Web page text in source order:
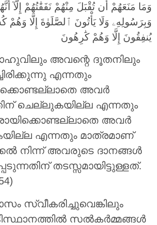
وَمَا مَنَعَهُمْ أَن تُقْبَلَ مِنْهُمْ نَفَقَٰتُهُمْ إِلَّآ
وَبِرَسُولِهِۦ وَلَا يَأْتُونَ ٱلصَّلَوٰةَ إِلَّا وَهُمْ
يُنفِقُونَ إِلَّا وَهُمْ كَٰرِهُونَ
അവന്റെ ദൂതനിലും
എന്നതും
അവര്‍
ചെല്ലുകയില്ല എന്നതും
അവര്‍
എന്നതും മാത്രമാണ്
നിന്ന് അവരുടെ ദാനങ്ങള്‍
തടസ്സമായിട്ടുള്ളത്.
സ്വീകരിച്ചുവെങ്കിലും
സൽകർമ്മങ്ങൾ